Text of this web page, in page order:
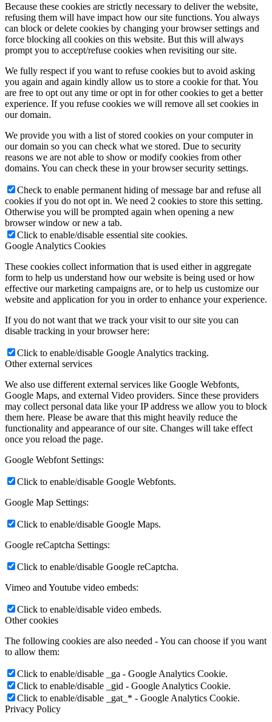
Because these cookies are strictly necessary to deliver the website,
refusing them will have impact how our site functions. You always
can block or delete cookies by changing your browser settings and
force blocking all cookies on this website. But this will always
prompt you to accept/refuse cookies when revisiting our site.
We fully respect if you want to refuse cookies but to avoid asking
you again and again kindly allow us to store a cookie for that. You
are free to opt out any time or opt in for other cookies to get a better
experience. If you refuse cookies we will remove all set cookies in
our domain.
We provide you with a list of stored cookies on your computer in
our domain so you can check what we stored. Due to security
reasons we are not able to show or modify cookies from other
domains. You can check these in your browser security settings.
Check to enable permanent hiding of message bar and refuse all
cookies if you do not opt in. We need 2 cookies to store this setting.
Otherwise you will be prompted again when opening a new
browser window or new a tab.
Click to enable/disable essential site cookies.
Google Analytics Cookies
These cookies collect information that is used either in aggregate
form to help us understand how our website is being used or how
effective our marketing campaigns are, or to help us customize our
website and application for you in order to enhance your experience.
If you do not want that we track your visit to our site you can
disable tracking in your browser here:
Click to enable/disable Google Analytics tracking.
Other external services
We also use different external services like Google Webfonts,
Google Maps, and external Video providers. Since these providers
may collect personal data like your IP address we allow you to block
them here. Please be aware that this might heavily reduce the
functionality and appearance of our site. Changes will take effect
once you reload the page.
Google Webfont Settings:
Click to enable/disable Google Webfonts.
Google Map Settings:
Click to enable/disable Google Maps.
Google reCaptcha Settings:
Click to enable/disable Google reCaptcha.
Vimeo and Youtube video embeds:
Click to enable/disable video embeds.
Other cookies
The following cookies are also needed - You can choose if you want
to allow them:
Click to enable/disable _ga - Google Analytics Cookie.
Click to enable/disable _gid - Google Analytics Cookie.
Click to enable/disable _gat_* - Google Analytics Cookie.
Privacy Policy